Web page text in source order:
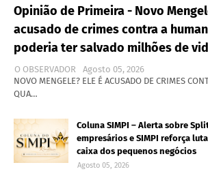
Opinião de Primeira - Novo
acusado de crimes contra a
poderia ter salvado milhões de
O OBSERVADOR
Agosto 05, 2026
NOVO MENGELE? ELE É ACUSADO DE CRIMES
QUA…
Coluna SIMPI – Alerta sobre
empresários e SIMPI reforça
caixa dos pequenos negócios
Agosto 05, 2026